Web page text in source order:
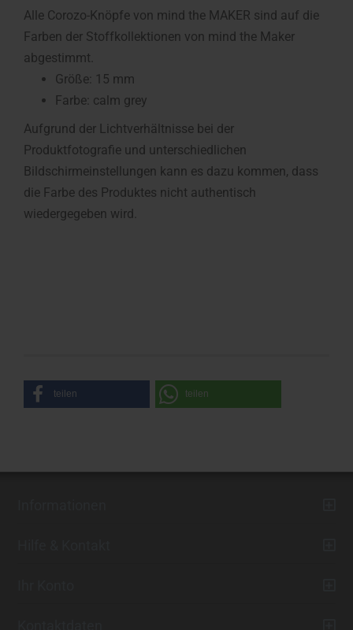
Alle Corozo-Knöpfe von mind the MAKER sind auf die
Farben der Stoffkollektionen von mind the Maker
abgestimmt.
Größe: 15 mm
Farbe: calm grey
Aufgrund der Lichtverhältnisse bei der
Produktfotografie und unterschiedlichen
Bildschirmeinstellungen kann es dazu kommen, dass
die Farbe des Produktes nicht authentisch
wiedergegeben wird.
teilen teilen